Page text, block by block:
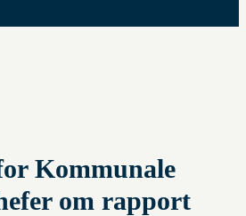
Kommunale
om rapport